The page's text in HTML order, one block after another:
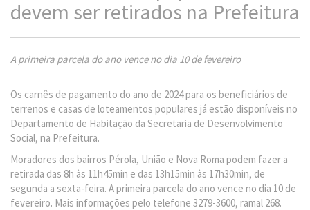
devem ser retirados na Prefeitura
A primeira parcela do ano vence no dia 10 de fevereiro
Os carnês de pagamento do ano de 2024 para os beneficiários de
terrenos e casas de loteamentos populares já estão disponíveis no
Departamento de Habitação da Secretaria de Desenvolvimento
Social, na Prefeitura.
Moradores dos bairros Pérola, União e Nova Roma podem fazer a
retirada das 8h às 11h45min e das 13h15min às 17h30min, de
segunda a sexta-feira. A primeira parcela do ano vence no dia 10 de
fevereiro. Mais informações pelo telefone 3279-3600, ramal 268.